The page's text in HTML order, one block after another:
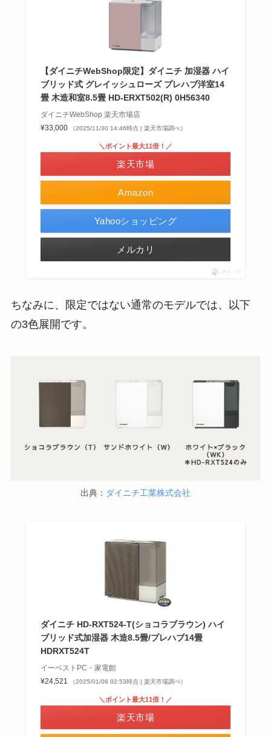
【ダイニチWebShop限定】ダイニチ 加湿器 ハイ
ブリッド式 グレイッシュローズ プレハブ洋室14
畳 木造和室8.5畳 HD-ERXT502(R) 0H56340
ダイニチWebShop 楽天市場店
¥33,000
（2025/11/30 14:46時点 | 楽天市場調べ）
Amazon
＼ポイント最大11倍！／
楽天市場
Yahooショッピング
メルカリ
ポチップ
ちなみに、限定ではない通常のモデルでは、以下
の3色展開です。
出典： ダイニチ工業株式会社
ダイニチ HD-RXT524-T(ショコラブラウン) ハイ
ブリッド式加湿器 木造8.5畳/プレハブ14畳
HDRXT524T
イーベストPC・家電館
¥24,521
（2025/01/06 02:53時点 | 楽天市場調べ）
＼ポイント最大11倍！／
楽天市場